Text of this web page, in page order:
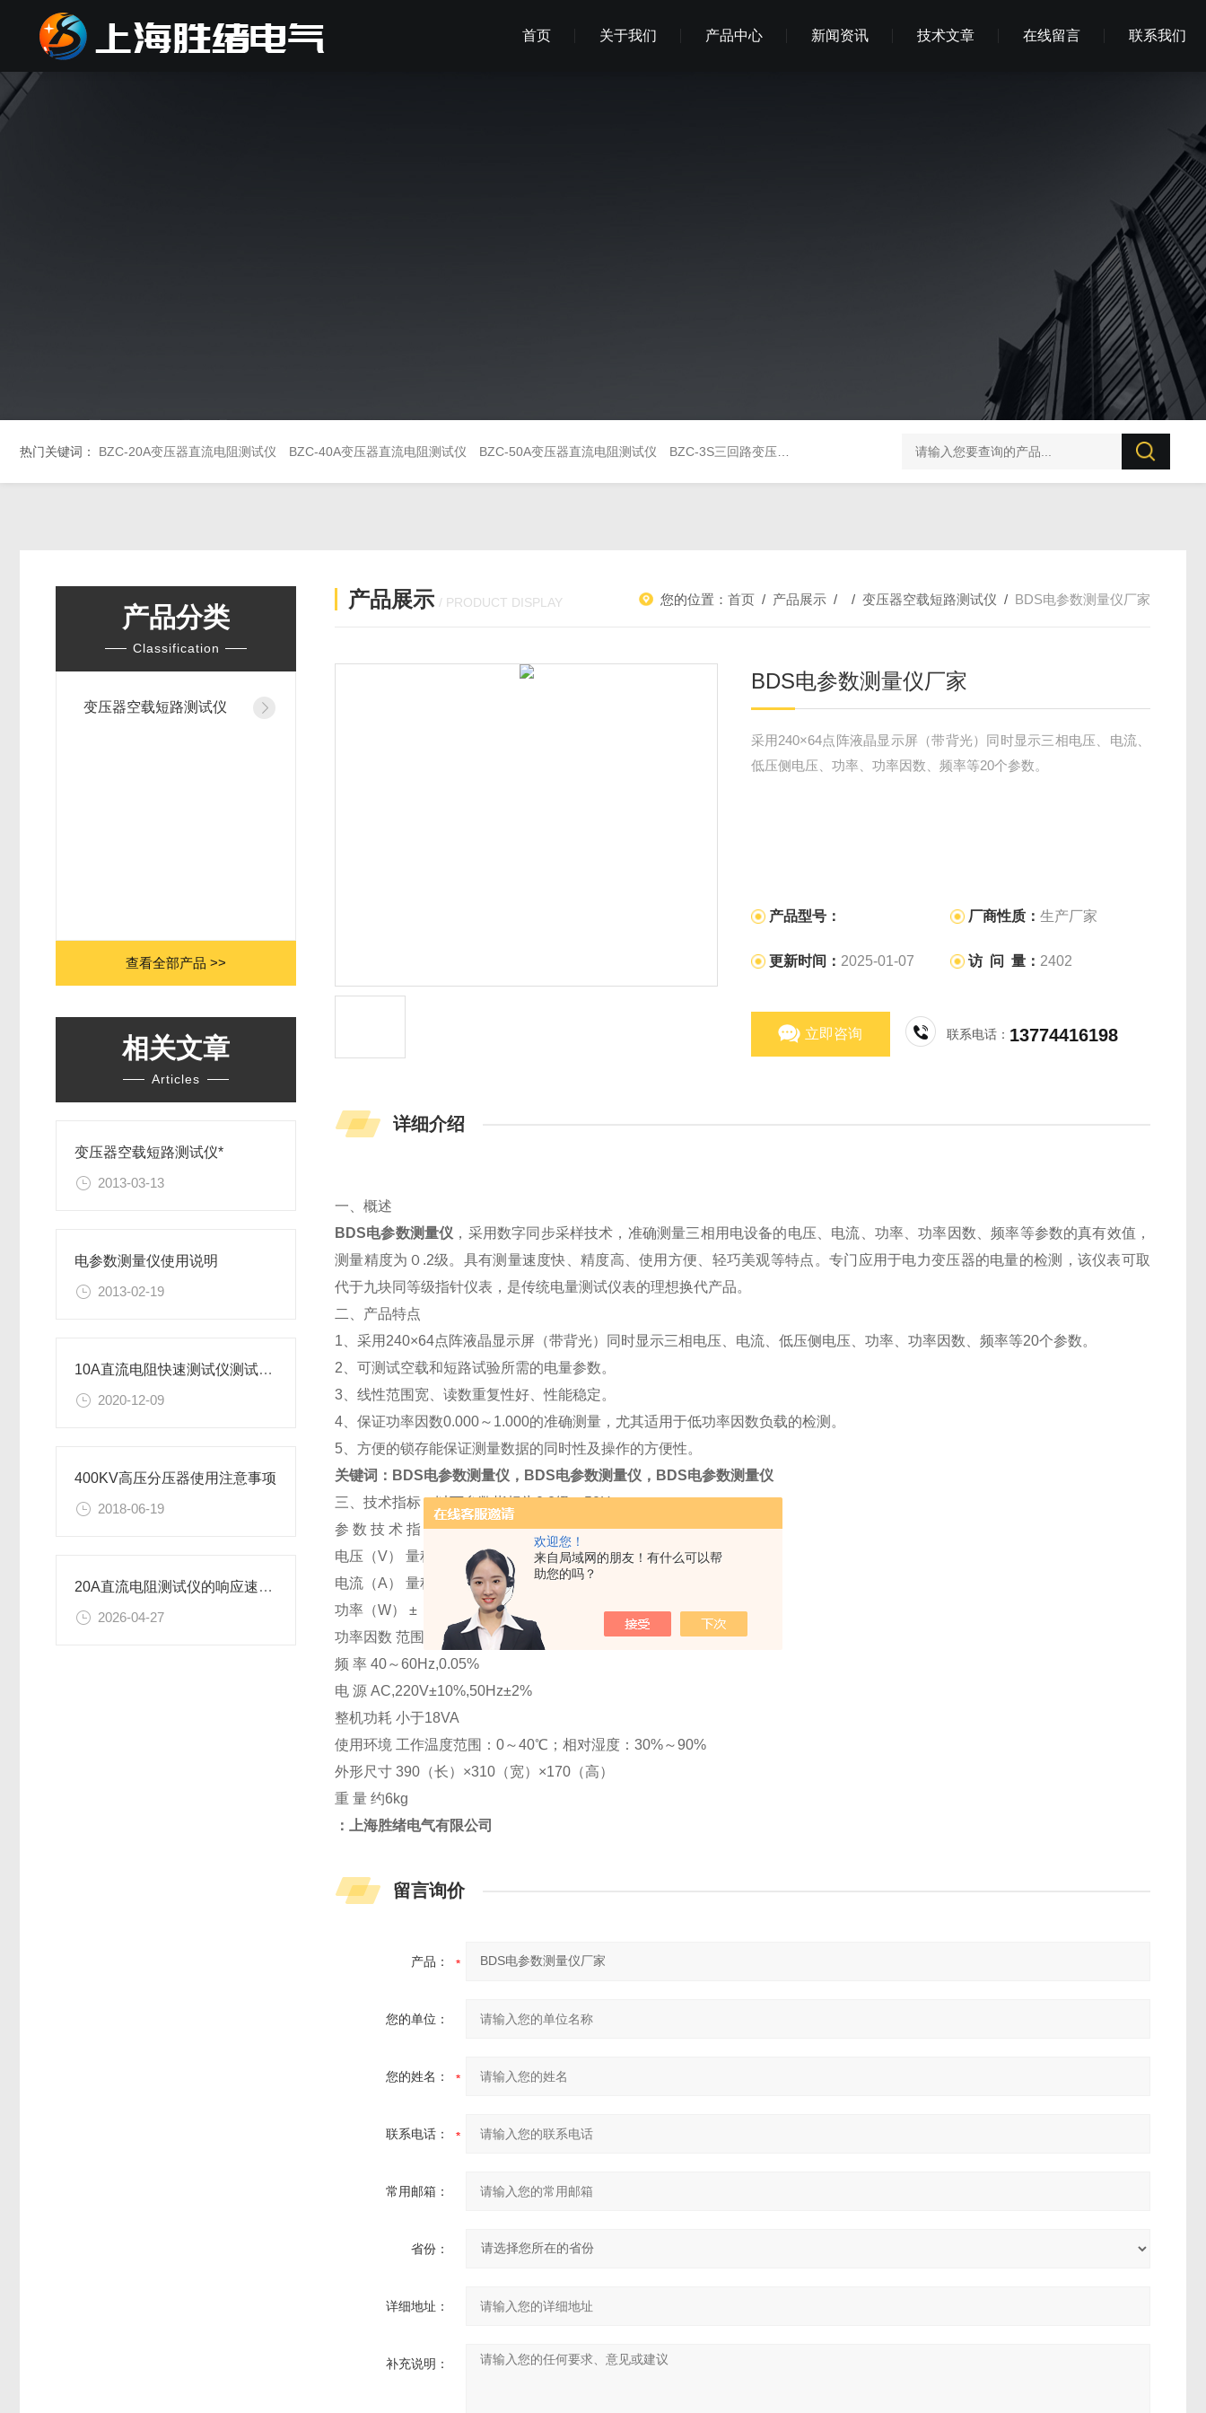
欢迎您！
来自局域网的朋友！有什么可以帮
助您的吗？
首页 关于我们 产品中心 新闻资讯 技术文章 在线留言 联系我们
热门关键词： BZC-20A变压器直流电阻测试仪 BZC-40A变压器直流电阻测试仪 BZC-50A变压器直流电阻测试仪 BZC-3S三回路变压器直流电阻测试仪 BZX-20S 变压器直流电阻测试仪 PC57直流电阻测量仪
产品分类
Classification
变压器空载短路测试仪
查看全部产品 >>
相关文章
Articles
变压器空载短路测试仪*
2013-03-13
电参数测量仪使用说明
2013-02-19
10A直流电阻快速测试仪测试与操作方法
2020-12-09
400KV高压分压器使用注意事项
2018-06-19
20A直流电阻测试仪的响应速度很快
2026-04-27
产品展示 / PRODUCT DISPLAY 您的位置： 首页 / 产品展示 / / 变压器空载短路测试仪 / BDS电参数测量仪厂家
BDS电参数测量仪厂家
采用240×64点阵液晶显示屏（带背光）同时显示三相电压、电流、
低压侧电压、功率、功率因数、频率等20个参数。
产品型号： 厂商性质：生产厂家
更新时间： 2025-01-07 访 问 量： 2402
立即咨询 联系电话： 13774416198
详细介绍
一、概述
BDS电参数测量仪 ，采用数字同步采样技术，准确测量三相用电设备的电压、电流、功率、功率因数、频率等参数的真有效值，
测量精度为０.2级。具有测量速度快、精度高、使用方便、轻巧美观等特点。专门应用于电力变压器的电量的检测，该仪表可取
代于九块同等级指针仪表，是传统电量测试仪表的理想换代产品。
二、产品特点
1、采用240×64点阵液晶显示屏（带背光）同时显示三相电压、电流、低压侧电压、功率、功率因数、频率等20个参数。
2、可测试空载和短路试验所需的电量参数。
3、线性范围宽、读数重复性好、性能稳定。
4、保证功率因数0.000～1.000的准确测量，尤其适用于低功率因数负载的检测。
5、方便的锁存能保证测量数据的同时性及操作的方便性。
关键词：BDS电参数测量仪，BDS电参数测量仪，BDS电参数测量仪
三、技术指标（以下参数指标为0.2级，50Hz）：
参 数 技 术 指 标
电压（V） 量程500V±（读数的0.1%+量程的0.1%）
电流（A） 量程80A±（读数的0.1%+量程的0.1%）
功率（W） ±（读数的0.1%+量程的0.1%）
功率因数 范围0～1，精度±5个字
频 率 40～60Hz,0.05%
电 源 AC,220V±10%,50Hz±2%
整机功耗 小于18VA
使用环境 工作温度范围：0～40℃；相对湿度：30%～90%
外形尺寸 390（长）×310（宽）×170（高）
重 量 约6kg
：上海胜绪电气有限公司
留言询价
产品：
您的单位：
您的姓名：
联系电话：
常用邮箱：
省份：
详细地址：
补充说明：